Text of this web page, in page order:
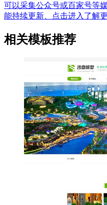
可以采集公众号或百家号等
能持续更新、点击进入了解更
相关模板推荐